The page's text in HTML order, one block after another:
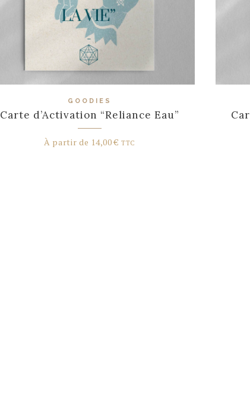
GOODIES
Carte d’Activation “Reliance Eau”
À partir de 14,00€ TTC